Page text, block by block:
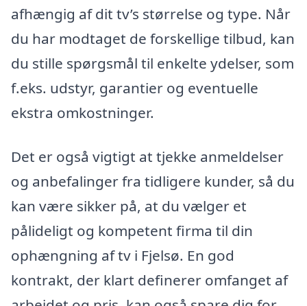
afhængig af dit tv’s størrelse og type. Når
du har modtaget de forskellige tilbud, kan
du stille spørgsmål til enkelte ydelser, som
f.eks. udstyr, garantier og eventuelle
ekstra omkostninger.
Det er også vigtigt at tjekke anmeldelser
og anbefalinger fra tidligere kunder, så du
kan være sikker på, at du vælger et
pålideligt og kompetent firma til din
ophængning af tv i Fjelsø. En god
kontrakt, der klart definerer omfanget af